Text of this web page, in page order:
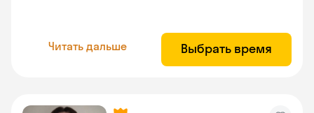
Читать дальше Выбрать время